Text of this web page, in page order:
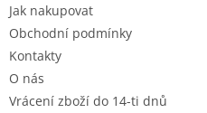
Jak nakupovat
Obchodní podmínky
Kontakty
O nás
Vrácení zboží do 14-ti dnů